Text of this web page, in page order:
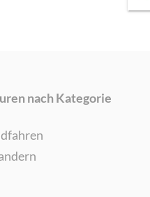
nach Kategorie